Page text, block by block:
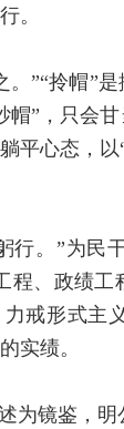
。
”“拎帽”
”，只会
平心态，
行。”为民
、政绩工
戒形式主
实绩。
为镜鉴，